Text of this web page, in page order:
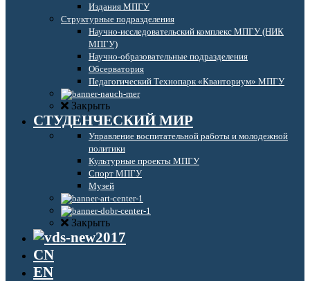
Издания МПГУ
Структурные подразделения
Научно-исследовательский комплекс МПГУ (НИК
МПГУ)
Научно-образовательные подразделения
Обсерватория
Педагогический Технопарк «Кванториум» МПГУ
Закрыть
СТУДЕНЧЕСКИЙ МИР
Управление воспитательной работы и молодежной
политики
Культурные проекты МПГУ
Спорт МПГУ
Музей
Закрыть
CN
EN